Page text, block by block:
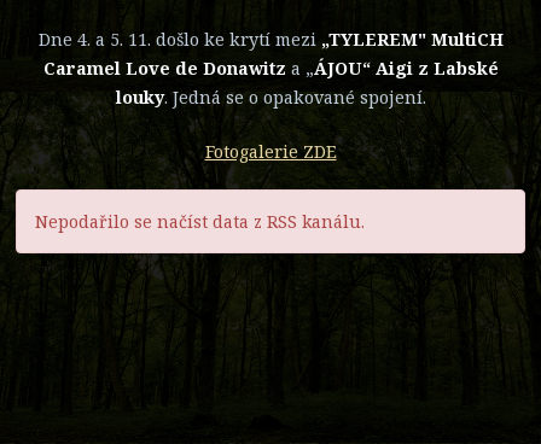
Dne 4. a 5. 11. došlo ke krytí mezi „TYLEREM" MultiCH
Caramel Love de Donawitz a „ÁJOU“ Aigi z Labské
louky. Jedná se o opakované spojení.
Fotogalerie ZDE
Nepodařilo se načíst data z RSS kanálu.